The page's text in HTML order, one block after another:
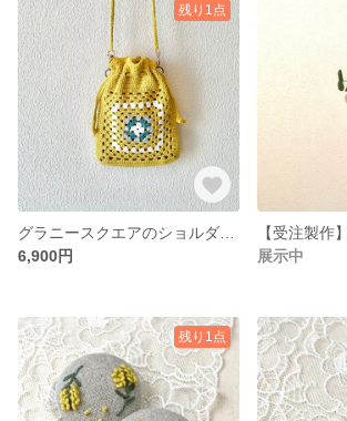
残り1点
6,900円
展示中
残り1点